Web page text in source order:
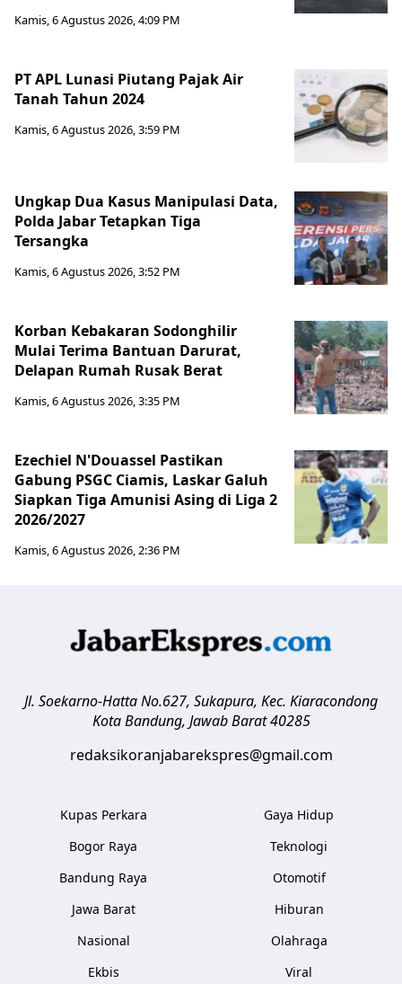
Kamis, 6 Agustus 2026, 4:09 PM
PT APL Lunasi Piutang Pajak Air
Tanah Tahun 2024
Kamis, 6 Agustus 2026, 3:59 PM
Ungkap Dua Kasus Manipulasi Data,
Polda Jabar Tetapkan Tiga
Tersangka
Kamis, 6 Agustus 2026, 3:52 PM
Korban Kebakaran Sodonghilir
Mulai Terima Bantuan Darurat,
Delapan Rumah Rusak Berat
Kamis, 6 Agustus 2026, 3:35 PM
Ezechiel N'Douassel Pastikan
Gabung PSGC Ciamis, Laskar Galuh
Siapkan Tiga Amunisi Asing di Liga 2
2026/2027
Kamis, 6 Agustus 2026, 2:36 PM
Jl. Soekarno-Hatta No.627, Sukapura, Kec. Kiaracondong
Kota Bandung, Jawab Barat 40285
redaksikoranjabarekspres@gmail.com
Kupas Perkara
Bogor Raya
Bandung Raya
Jawa Barat
Nasional
Ekbis
Gaya Hidup
Teknologi
Otomotif
Hiburan
Olahraga
Viral